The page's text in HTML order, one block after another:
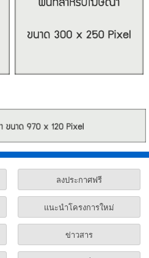
ลงประกาศฟรี
แนะนำโครงการใหม่
ข่าวสาร